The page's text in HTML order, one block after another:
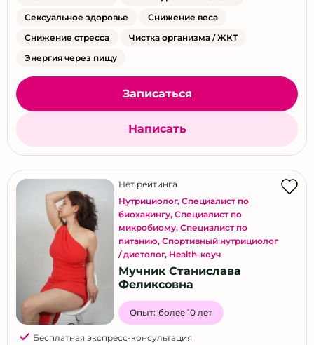
Сексуальное здоровье
Снижение веса
Снижение стресса
Чистка организма / ЖКТ
Энергия через пищу
Записаться
Написать
Нет рейтинга
Нутрициолог, Специалист по
биохакингу, Специалист по
микробиому, Специалист по
питанию, Спортивный нутрициолог
/ диетолог, Health-коуч
Мучник Станислава
Феликсовна
Опыт: более 10 лет
Бесплатная экспресс-консультация